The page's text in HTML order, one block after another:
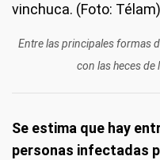
Entre las principales formas
con las heces de
Se estima que hay
personas infectadas